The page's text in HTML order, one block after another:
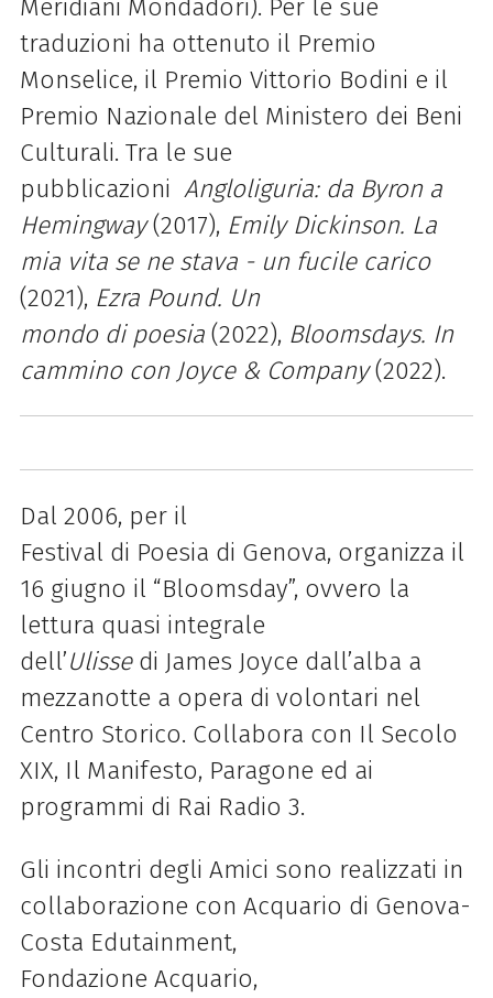
Meridiani Mondadori). Per le sue
traduzioni ha ottenuto il Premio
Monselice, il Premio Vittorio Bodini e il
Premio Nazionale del Ministero dei Beni
Culturali. Tra le sue
pubblicazioni Angloliguria: da Byron a
Hemingway(2017), Emily Dickinson. La
mia vita se ne stava - un fucile carico
(2021), Ezra Pound. Un
mondo dipoesia (2022), Bloomsdays. In
cammino con Joyce & Company(2022).
Dal 2006, per il
Festival di Poesia di Genova, organizza il
16 giugno il “Bloomsday”, ovvero la
lettura quasi integrale
dell’Ulisse di James Joyce dall’alba a
mezzanotte a opera di volontari nel
Centro Storico. Collabora con Il Secolo
XIX, Il Manifesto, Paragone ed ai
programmi di Rai Radio 3.
Gli incontri degli Amici sono realizzati in
collaborazione con Acquario di Genova-
Costa Edutainment,
Fondazione Acquario,